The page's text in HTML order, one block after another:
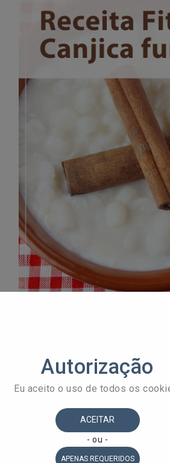
Na NutriDicas de hoje, compartilhamos
delícias juninas de forma mais leve e
Confira a receita AQUI e
Este conteúdo foi criado com a